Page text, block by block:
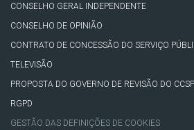
CONSELHO GERAL INDEPENDENTE
CONSELHO DE OPINIÃO
CONTRATO DE CONCESSÃO DO SERVIÇO
TELEVISÃO
PROPOSTA DO GOVERNO DE REVISÃO DO CCSP
RGPD
GESTÃO DAS DEFINIÇÕES DE COOKIES